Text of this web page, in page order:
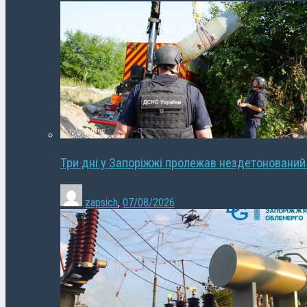
Три дні у Запоріжжі пролежав
zapsich, 07/08/2026